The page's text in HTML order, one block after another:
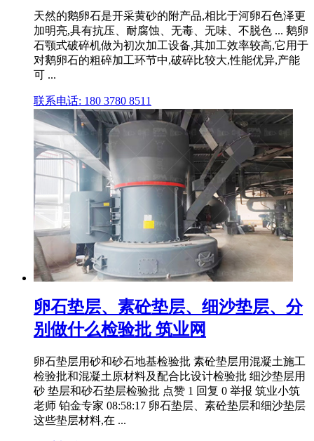
天然的鹅卵石是开采黄砂的附产品,相比于河卵石色泽更
加明亮,具有抗压、耐腐蚀、无毒、无味、不脱色 ... 鹅卵
石颚式破碎机做为初次加工设备,其加工效率较高,它用于
对鹅卵石的粗碎加工环节中,破碎比较大,性能优异,产能
可 ...
联系电话: 180 3780 8511
卵石垫层、素砼垫层、细沙垫层、分
别做什么检验批 筑业网
卵石垫层用砂和砂石地基检验批 素砼垫层用混凝土施工
检验批和混凝土原材料及配合比设计检验批 细沙垫层用
砂 垫层和砂石垫层检验批 点赞 1 回复 0 举报 筑业小筑
老师 铂金专家 08:58:17 卵石垫层、素砼垫层和细沙垫层
这些垫层材料,在 ...